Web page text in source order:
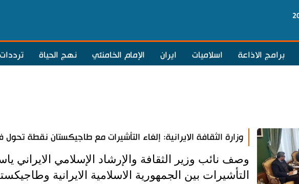
برامج الاذاعة اسلاميات ايران الإمام الخامنئي نهج الحياة ترددات
وزارة الثقافة الايرانية: إلغاء التأشيرات مع طاجيكستان نقطة تحول
وصف نائب وزير الثقافة والإرشاد الإسلامي الايراني
التأشيرات بين الجمهورية الاسلامية الايرانية